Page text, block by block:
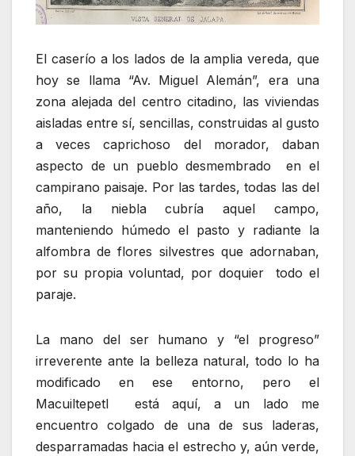
El caserío a los lados de la amplia vereda, que
hoy se llama “Av. Miguel Alemán”, era una
zona alejada del centro citadino, las viviendas
aisladas entre sí, sencillas, construidas al gusto
a veces caprichoso del morador, daban
aspecto de un pueblo desmembrado en el
campirano paisaje. Por las tardes, todas las del
año, la niebla cubría aquel campo,
manteniendo húmedo el pasto y radiante la
alfombra de flores silvestres que adornaban,
por su propia voluntad, por doquier todo el
paraje.
La mano del ser humano y “el progreso”
irreverente ante la belleza natural, todo lo ha
modificado en ese entorno, pero el
Macuiltepetl está aquí, a un lado me
encuentro colgado de una de sus laderas,
desparramadas hacia el estrecho y, aún verde,